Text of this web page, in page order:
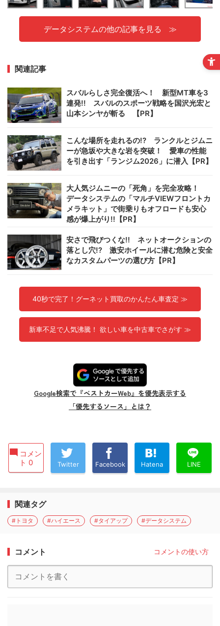
データシステムの他の記事を見る
関連記事
スバルらしさ完全復活へ！ 新型MT車を3
連発!! スバルのスポーツ戦略を国沢光宏と
山本シンヤが斬る 【PR】
こんな場所を走れるの!? ランクルとジムニ
ーが急坂や大きな岩を突破！ 愛車の性能
を引き出す「ランジム2026」に潜入【PR】
大人気ジムニーの「死角」を完全攻略！
データシステムの「マルチVIEWフロントカ
メラキット」で街乗りもオフロードも安心
感が爆上がり!!【PR】
安さで飛びつくな!! ネットオークションの
落とし穴!? 激安ホイールに潜む危険と安全
なカスタムパーツの選び方【PR】
40秒で完了！グーネット買取のかんたん車査定 ≫
新車不足で人気沸騰！ 欲しい車を中古車でさがす ≫
Google検索で『ベストカーWeb』を優先表示する
「優先するソース」とは？
コメン
ト 0
Twitter Facebook Hatena LINE
関連タグ
#トヨタ #ハイエース #タイアップ #データシステム
コメント コメントの使い方